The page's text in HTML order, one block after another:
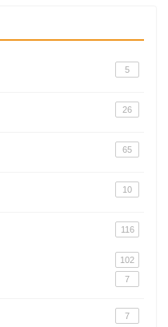
5
26
65
10
116
102
7
7